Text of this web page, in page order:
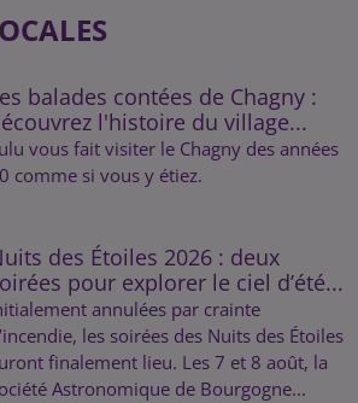
balades contées de Chagny :
l'histoire du village...
vous fait visiter le Chagny des années
comme si vous y étiez.
des Étoiles 2026 : deux
pour explorer le ciel d’été...
annulées par crainte
les soirées des Nuits des Étoiles
finalement lieu. Les 7 et 8 août, la
Astronomique de Bourgogne...